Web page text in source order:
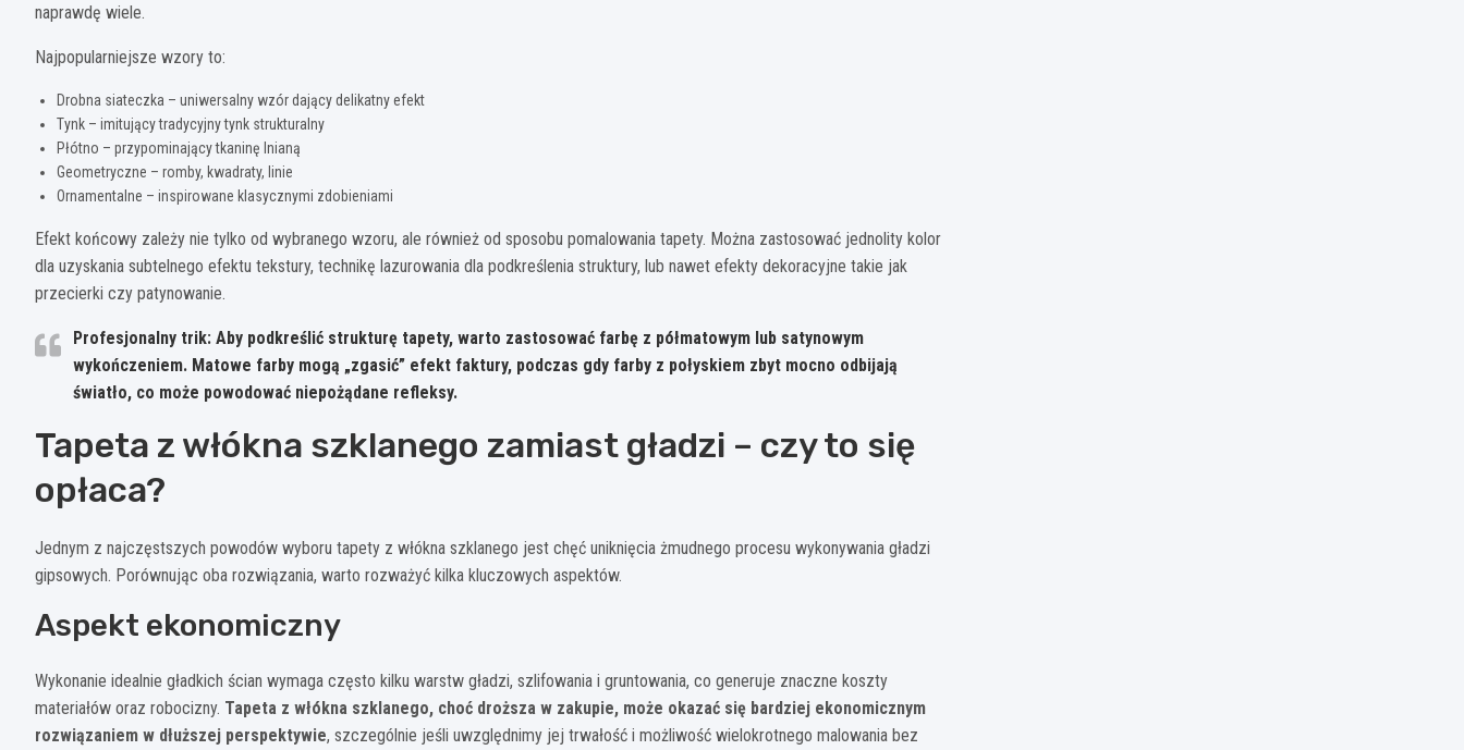
naprawdę wiele.
Najpopularniejsze wzory to:
Drobna siateczka – uniwersalny wzór dający delikatny efekt
Tynk – imitujący tradycyjny tynk strukturalny
Płótno – przypominający tkaninę lnianą
Geometryczne – romby, kwadraty, linie
Ornamentalne – inspirowane klasycznymi zdobieniami
Efekt końcowy zależy nie tylko od wybranego wzoru, ale również od sposobu pomalowania tapety. Można zastosować jednolity kolor
dla uzyskania subtelnego efektu tekstury, technikę lazurowania dla podkreślenia struktury, lub nawet efekty dekoracyjne takie jak
przecierki czy patynowanie.
Profesjonalny trik: Aby podkreślić strukturę tapety, warto zastosować farbę z półmatowym lub satynowym
wykończeniem. Matowe farby mogą „zgasić” efekt faktury, podczas gdy farby z połyskiem zbyt mocno odbijają
światło, co może powodować niepożądane refleksy.
Tapeta z włókna szklanego zamiast gładzi – czy to się
opłaca?
Jednym z najczęstszych powodów wyboru tapety z włókna szklanego jest chęć uniknięcia żmudnego procesu wykonywania gładzi
gipsowych. Porównując oba rozwiązania, warto rozważyć kilka kluczowych aspektów.
Aspekt ekonomiczny
Wykonanie idealnie gładkich ścian wymaga często kilku warstw gładzi, szlifowania i gruntowania, co generuje znaczne koszty
materiałów oraz robocizny. Tapeta z włókna szklanego, choć droższa w zakupie, może okazać się bardziej ekonomicznym
rozwiązaniem w dłuższej perspektywie, szczególnie jeśli uwzględnimy jej trwałość i możliwość wielokrotnego malowania bez